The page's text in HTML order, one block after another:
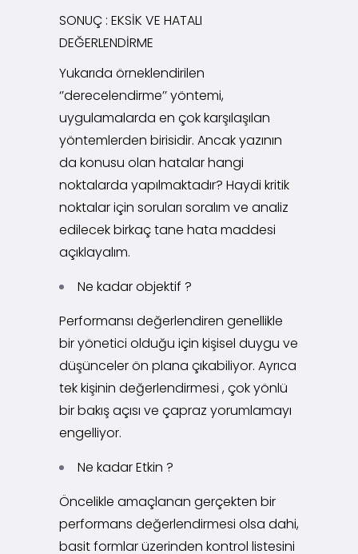
SONUÇ : EKSİK VE HATALI
DEĞERLENDİRME
Yukarıda örneklendirilen
‘’derecelendirme’’ yöntemi,
uygulamalarda en çok karşılaşılan
yöntemlerden birisidir. Ancak yazının
da konusu olan hatalar hangi
noktalarda yapılmaktadır? Haydi kritik
noktalar için soruları soralım ve analiz
edilecek birkaç tane hata maddesi
açıklayalım.
Ne kadar objektif ?
Performansı değerlendiren genellikle
bir yönetici olduğu için kişisel duygu ve
düşünceler ön plana çıkabiliyor. Ayrıca
tek kişinin değerlendirmesi , çok yönlü
bir bakış açısı ve çapraz yorumlamayı
engelliyor.
Ne kadar Etkin ?
Öncelikle amaçlanan gerçekten bir
performans değerlendirmesi olsa dahi,
basit formlar üzerinden kontrol listesini